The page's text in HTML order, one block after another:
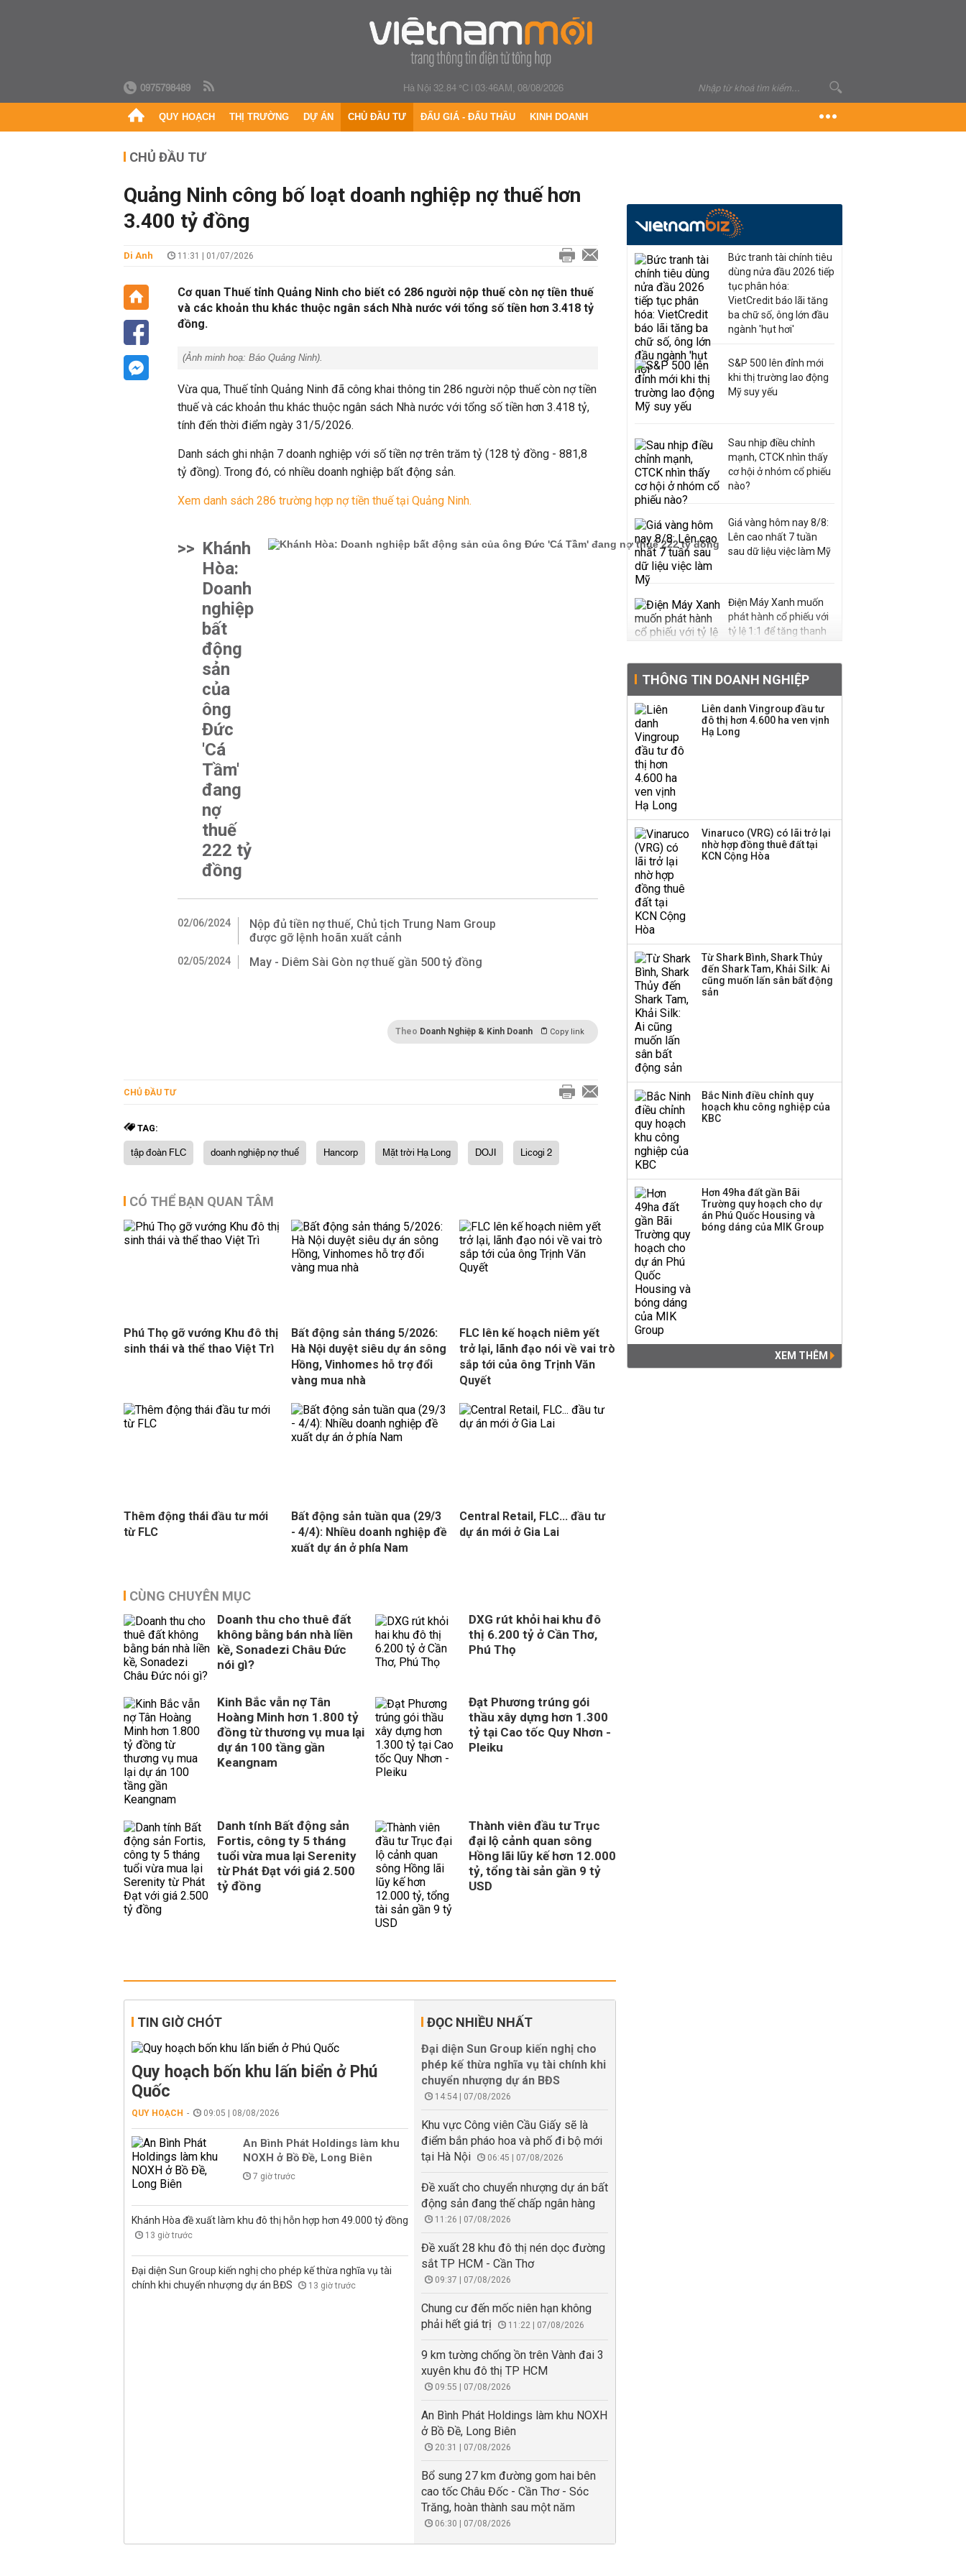
0975798489 Hà Nội 32.84 °C|03:46AM, 08/08/2026
QUY HOẠCH THỊ TRƯỜNG DỰ ÁN CHỦ ĐẦU TƯ ĐẤU GIÁ - ĐẤU THẦU KINH DOANH
CHỦ ĐẦU TƯ
Quảng Ninh công bố loạt doanh nghiệp nợ thuế hơn
3.400 tỷ đồng
Di Anh 11:31 | 01/07/2026
Cơ quan Thuế tỉnh Quảng Ninh cho biết có 286 người nộp thuế còn nợ tiền thuế
và các khoản thu khác thuộc ngân sách Nhà nước với tổng số tiền hơn 3.418 tỷ
đồng.
(Ảnh minh hoạ: Báo Quảng Ninh).
Vừa qua, Thuế tỉnh Quảng Ninh đã công khai thông tin 286 người nộp thuế còn nợ tiền
thuế và các khoản thu khác thuộc ngân sách Nhà nước với tổng số tiền hơn 3.418 tỷ,
tính đến thời điểm ngày 31/5/2026.
Danh sách ghi nhận 7 doanh nghiệp với số tiền nợ trên trăm tỷ (128 tỷ đồng - 881,8
tỷ đồng). Trong đó, có nhiều doanh nghiệp bất động sản.
Xem danh sách 286 trường hợp nợ tiền thuế tại Quảng Ninh.
>> Khánh
Hòa:
Doanh
nghiệp
bất
động
sản
của
ông
Đức
'Cá
Tầm'
đang
nợ
thuế
222 tỷ
đồng
02/06/2024
Nộp đủ tiền nợ thuế, Chủ tịch Trung Nam Group
được gỡ lệnh hoãn xuất cảnh
02/05/2024 May - Diêm Sài Gòn nợ thuế gần 500 tỷ đồng
Theo Doanh Nghiệp & Kinh Doanh Copy link
CHỦ ĐẦU TƯ
TAG:
tập đoàn FLC doanh nghiệp nợ thuế Hancorp Mặt trời Hạ Long DOJI Licogi 2
CÓ THỂ BẠN QUAN TÂM
Phú Thọ gỡ vướng Khu đô thị
sinh thái và thể thao Việt Trì
Bất động sản tháng 5/2026:
Hà Nội duyệt siêu dự án sông
Hồng, Vinhomes hỗ trợ đổi
vàng mua nhà
FLC lên kế hoạch niêm yết
trở lại, lãnh đạo nói về vai trò
sắp tới của ông Trịnh Văn
Quyết
Thêm động thái đầu tư mới
từ FLC
Bất động sản tuần qua (29/3
- 4/4): Nhiều doanh nghiệp đề
xuất dự án ở phía Nam
Central Retail, FLC... đầu tư
dự án mới ở Gia Lai
CÙNG CHUYÊN MỤC
Doanh thu cho thuê đất
không bằng bán nhà liền
kề, Sonadezi Châu Đức
nói gì?
DXG rút khỏi hai khu đô
thị 6.200 tỷ ở Cần Thơ,
Phú Thọ
Kinh Bắc vẫn nợ Tân
Hoàng Minh hơn 1.800 tỷ
đồng từ thương vụ mua lại
dự án 100 tầng gần
Keangnam
Đạt Phương trúng gói
thầu xây dựng hơn 1.300
tỷ tại Cao tốc Quy Nhơn -
Pleiku
Danh tính Bất động sản
Fortis, công ty 5 tháng
tuổi vừa mua lại Serenity
từ Phát Đạt với giá 2.500
tỷ đồng
Thành viên đầu tư Trục
đại lộ cảnh quan sông
Hồng lãi lũy kế hơn 12.000
tỷ, tổng tài sản gần 9 tỷ
USD
TIN GIỜ CHÓT
Quy hoạch bốn khu lấn biển ở Phú
Quốc
QUY HOẠCH 09:05 | 08/08/2026
An Bình Phát Holdings làm khu
NOXH ở Bồ Đề, Long Biên
7 giờ trước
Khánh Hòa đề xuất làm khu đô thị hỗn hợp hơn 49.000 tỷ đồng
13 giờ trước
Đại diện Sun Group kiến nghị cho phép kế thừa nghĩa vụ tài
chính khi chuyển nhượng dự án BĐS
13 giờ trước
ĐỌC NHIỀU NHẤT
Đại diện Sun Group kiến nghị cho
phép kế thừa nghĩa vụ tài chính khi
chuyển nhượng dự án BĐS
14:54 | 07/08/2026
Khu vực Công viên Cầu Giấy sẽ là
điểm bắn pháo hoa và phố đi bộ mới
tại Hà Nội
06:45 | 07/08/2026
Đề xuất cho chuyển nhượng dự án bất
động sản đang thế chấp ngân hàng
11:26 | 07/08/2026
Đề xuất 28 khu đô thị nén dọc đường
sắt TP HCM - Cần Thơ
09:37 | 07/08/2026
Chung cư đến mốc niên hạn không
phải hết giá trị
11:22 | 07/08/2026
9 km tường chống ồn trên Vành đai 3
xuyên khu đô thị TP HCM
09:55 | 07/08/2026
An Bình Phát Holdings làm khu NOXH
ở Bồ Đề, Long Biên
20:31 | 07/08/2026
Bổ sung 27 km đường gom hai bên
cao tốc Châu Đốc - Cần Thơ - Sóc
Trăng, hoàn thành sau một năm
06:30 | 07/08/2026
Bức tranh tài chính tiêu
dùng nửa đầu 2026 tiếp
tục phân hóa:
VietCredit báo lãi tăng
ba chữ số, ông lớn đầu
ngành 'hụt hơi'
S&P 500 lên đỉnh mới
khi thị trường lao động
Mỹ suy yếu
Sau nhịp điều chỉnh
mạnh, CTCK nhìn thấy
cơ hội ở nhóm cổ phiếu
nào?
Giá vàng hôm nay 8/8:
Lên cao nhất 7 tuần
sau dữ liệu việc làm Mỹ
Điện Máy Xanh muốn
phát hành cổ phiếu với
tỷ lệ 1:1 để tăng thanh
Quy hoạch 4 khu lấn
biển ở Phú Quốc
hàng
Dự án Sheraton Phú
Huấn Hoa Hồng bỗng
dưng ‘biến mất’, một
công ty khác đã giải thể
THÔNG TIN DOANH NGHIỆP
Liên danh Vingroup đầu tư
đô thị hơn 4.600 ha ven vịnh
Hạ Long
Vinaruco (VRG) có lãi trở lại
nhờ hợp đồng thuê đất tại
KCN Cộng Hòa
Từ Shark Bình, Shark Thủy
đến Shark Tam, Khải Silk: Ai
cũng muốn lấn sân bất động
sản
Bắc Ninh điều chỉnh quy
hoạch khu công nghiệp của
KBC
Hơn 49ha đất gần Bãi
Trường quy hoạch cho dự
án Phú Quốc Housing và
bóng dáng của MIK Group
XEM THÊM